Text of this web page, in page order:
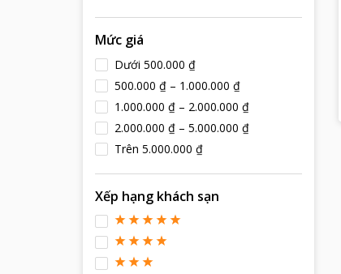
Mức giá
Dưới 500.000 ₫
500.000 ₫ – 1.000.000 ₫
1.000.000 ₫ – 2.000.000 ₫
2.000.000 ₫ – 5.000.000 ₫
Trên 5.000.000 ₫
Xếp hạng khách sạn